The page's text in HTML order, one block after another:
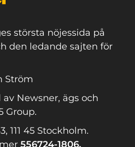
största nöjessida på
den ledande sajten för
Ström
Newsner, ägs och
Group.
111 45 Stockholm.
556724-1806.